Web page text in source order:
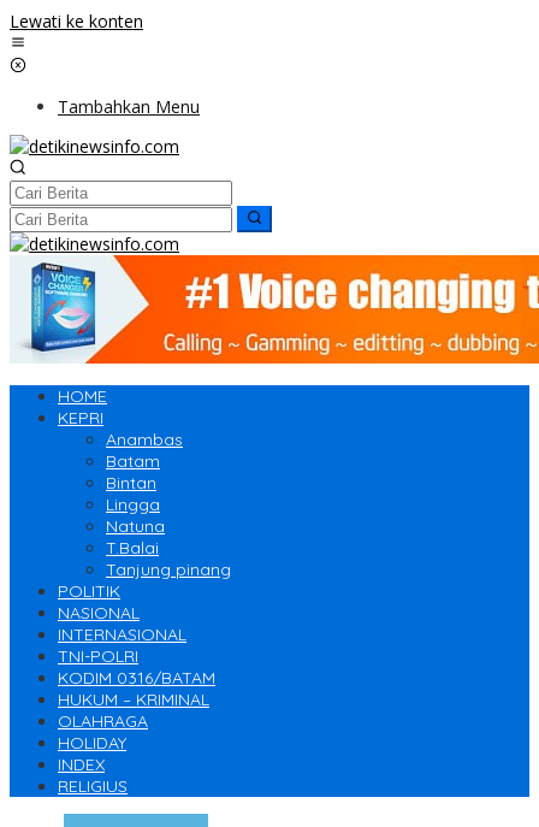
Lewati ke konten
Tambahkan Menu
HOME
KEPRI
Anambas
Batam
Bintan
Lingga
Natuna
T.Balai
Tanjung pinang
POLITIK
NASIONAL
INTERNASIONAL
TNI-POLRI
KODIM 0316/BATAM
HUKUM – KRIMINAL
OLAHRAGA
HOLIDAY
INDEX
RELIGIUS